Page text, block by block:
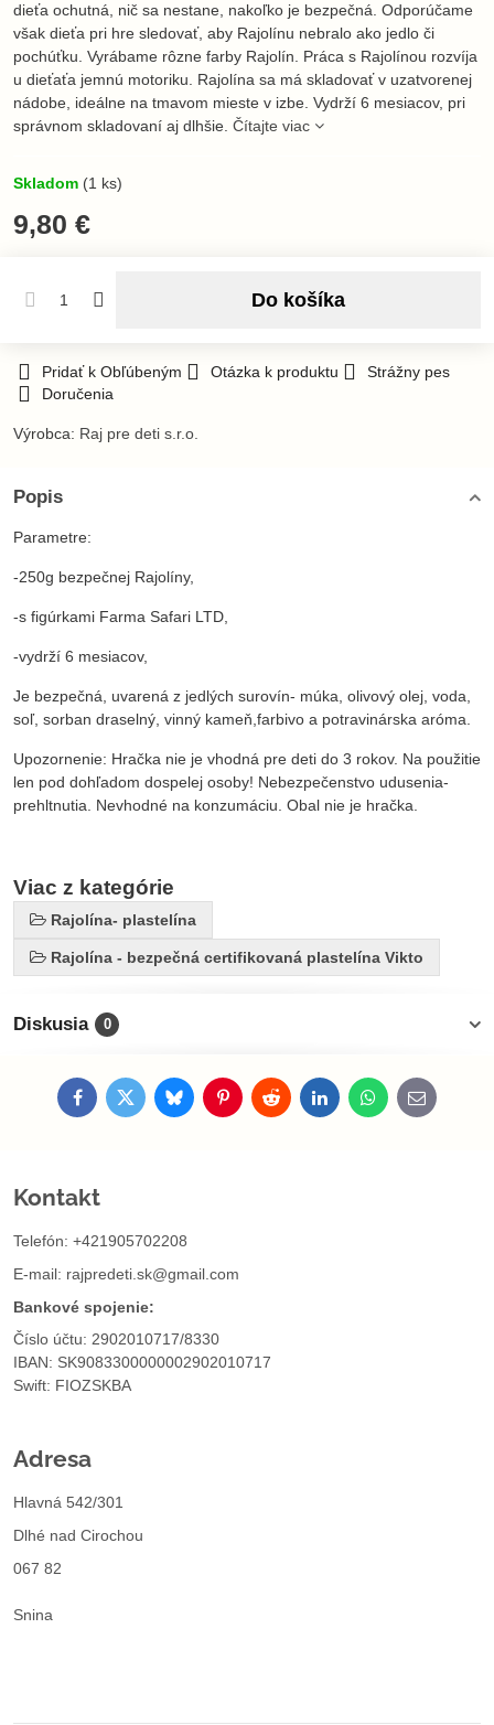
dieťa ochutná, nič sa nestane, nakoľko je bezpečná. Odporúčame
však dieťa pri hre sledovať, aby Rajolínu nebralo ako jedlo či
pochúťku. Vyrábame rôzne farby Rajolín. Práca s Rajolínou rozvíja
u dieťaťa jemnú motoriku. Rajolína sa má skladovať v uzatvorenej
nádobe, ideálne na tmavom mieste v izbe. Vydrží 6 mesiacov, pri
správnom skladovaní aj dlhšie. Čítajte viac
Skladom (1 ks)
9,80 €
Do košíka
Pridať k Obľúbeným Otázka k produktu
Strážny pes
Doručenia
Výrobca: Raj pre deti s.r.o.
Popis
Parametre:
-250g bezpečnej Rajolíny,
-s figúrkami Farma Safari LTD,
-vydrží 6 mesiacov,
Je bezpečná, uvarená z jedlých surovín- múka, olivový olej, voda,
soľ, sorban draselný, vinný kameň,farbivo a potravinárska aróma.
Upozornenie: Hračka nie je vhodná pre deti do 3 rokov. Na použitie
len pod dohľadom dospelej osoby! Nebezpečenstvo udusenia-
prehltnutia. Nevhodné na konzumáciu. Obal nie je hračka.
Viac z kategórie
Rajolína- plastelína
Rajolína - bezpečná certifikovaná plastelína Vikto
Diskusia 0
FacebookTwitterBlueskyPinterestRedditLinkedInWhatsApp
E-
mail
Kontakt
Telefón: +421905702208
E-mail: rajpredeti.sk@gmail.com
Bankové spojenie:
Číslo účtu: 2902010717/8330
IBAN: SK9083300000002902010717
Swift: FIOZSKBA
Adresa
Hlavná 542/301
Dlhé nad Cirochou
067 82
Snina